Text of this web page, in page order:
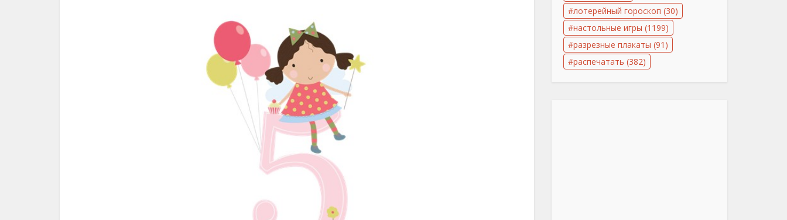
лотерейный гороскоп (30)
настольные игры (1199)
разрезные плакаты (91)
распечатать (382)